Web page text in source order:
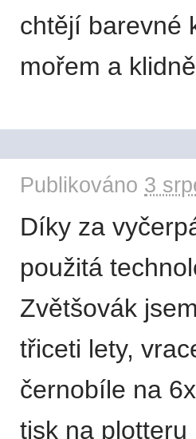
chtějí barevné
mořem a
Publikováno 3
Díky za
použitá
Zvětšovák
třiceti lety,
černobíle na
tisk na